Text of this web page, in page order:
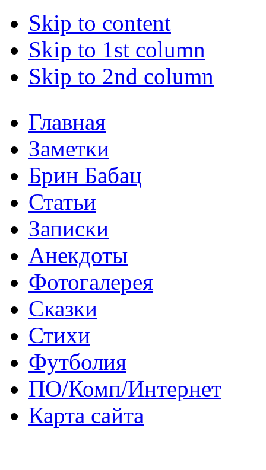
Skip to content
Skip to 1st column
Skip to 2nd column
Главная
Заметки
Брин Бабац
Статьи
Записки
Анекдоты
Фотогалерея
Сказки
Стихи
Футболия
ПО/Комп/Интернет
Карта сайта